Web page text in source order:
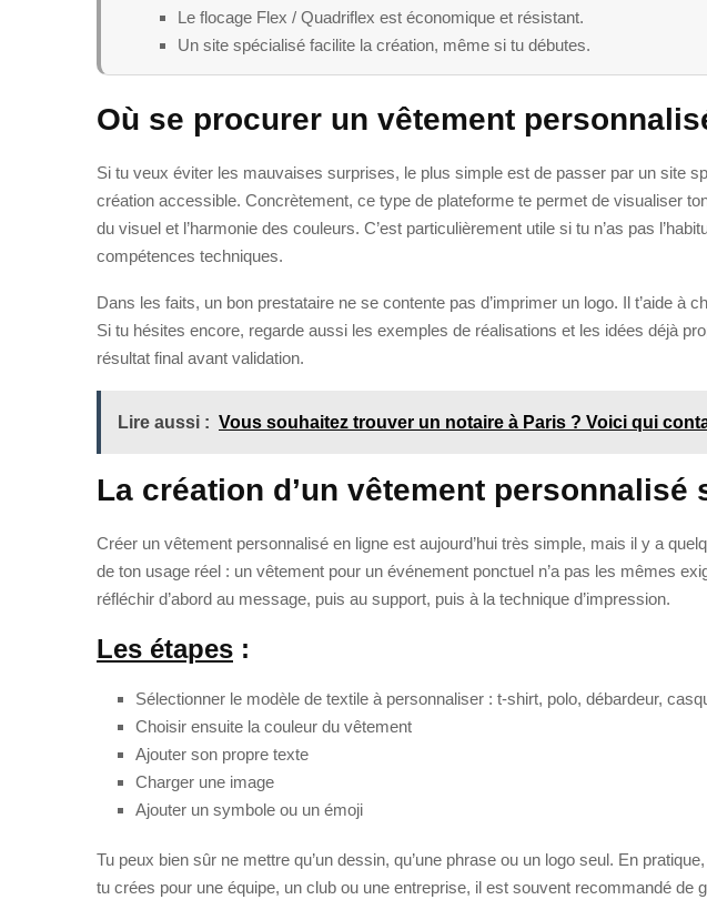
Le flocage Flex / Quadriflex est économique et résistant.
Un site spécialisé facilite la création, même si tu débutes.
Où se procurer un vêtement
Si tu veux éviter les mauvaises surprises, le plus simple est de passer par un site
création accessible. Concrètement, ce type de plateforme te permet de visualiser
du visuel et l’harmonie des couleurs. C’est particulièrement utile si tu n’as pas
compétences techniques.
Dans les faits, un bon prestataire ne se contente pas d’imprimer un logo. Il t’aide
Si tu hésites encore, regarde aussi les exemples de réalisations et les idées déjà
résultat final avant validation.
Lire aussi : Vous souhaitez trouver un notaire à Paris ? Voici qui
La création d’un vêtement personnalisé
Créer un vêtement personnalisé en ligne est aujourd’hui très simple, mais il y a
de ton usage réel : un vêtement pour un événement ponctuel n’a pas les mêmes
réfléchir d’abord au message, puis au support, puis à la technique d’impression.
Les étapes :
Sélectionner le modèle de textile à personnaliser : t-shirt, polo, débardeur,
Choisir ensuite la couleur du vêtement
Ajouter son propre texte
Charger une image
Ajouter un symbole ou un émoji
Tu peux bien sûr ne mettre qu’un dessin, qu’une phrase ou un logo seul. En
tu crées pour une équipe, un club ou une entreprise, il est souvent recommandé